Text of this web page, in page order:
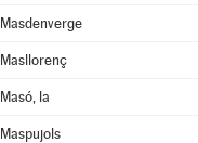
Masdenverge
Masllorenç
Masó, la
Maspujols